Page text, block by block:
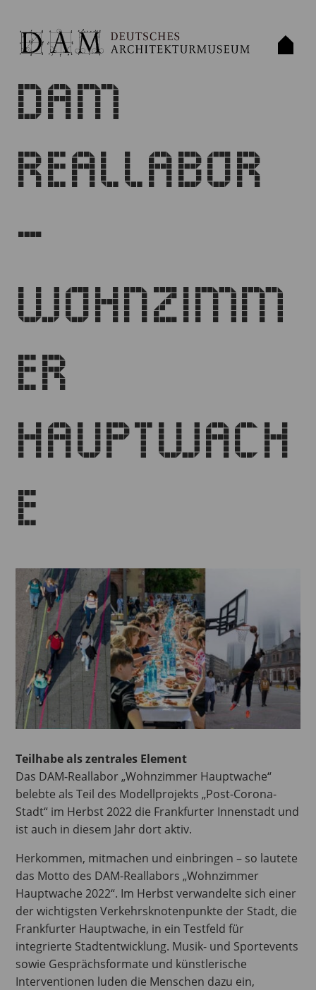
DAM
REALLABOR
–
WOHNZIMM
ER
HAUPTWACH
E
Teilhabe als zentrales Element
Das DAM-Reallabor „Wohnzimmer Hauptwache“
belebte als Teil des Modellprojekts „Post-Corona-
Stadt“ im Herbst 2022 die Frankfurter Innenstadt und
ist auch in diesem Jahr dort aktiv.
Herkommen, mitmachen und einbringen – so lautete
das Motto des DAM-Reallabors „Wohnzimmer
Hauptwache 2022“. Im Herbst verwandelte sich einer
der wichtigsten Verkehrsknotenpunkte der Stadt, die
Frankfurter Hauptwache, in ein Testfeld für
integrierte Stadtentwicklung. Musik- und Sportevents
sowie Gesprächsformate und künstlerische
Interventionen luden die Menschen dazu ein,